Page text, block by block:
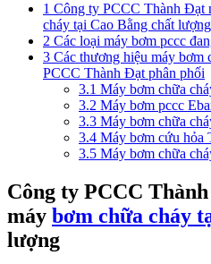
1 Công ty PCCC Thành Đạt
cháy tại Cao Bằng chất lượng
2 Các loại máy bơm pccc
3 Các thương hiệu máy bơm
PCCC Thành Đạt phân phối
3.1 Máy bơm chữa
3.2 Máy bơm pccc
3.3 Máy bơm chữa
3.4 Máy bơm cứu hỏa
3.5 Máy bơm chữa
Công ty PCCC
máy bơm chữa cháy
lượng